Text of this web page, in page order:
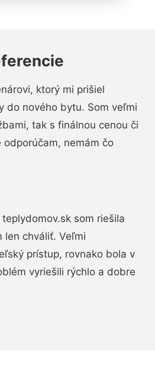
ktorý mi prišiel
do nového bytu. Som veľmi
tak s finálnou cenou či
odporúčam, nemám čo
som riešila
len chváliť. Veľmi
prístup, rovnako bola v
vyriešili rýchlo a dobre